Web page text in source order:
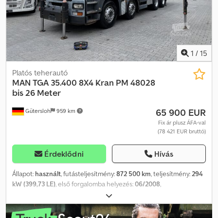
forgatható vonóhorog vonóhorog Dsdpfxszi Rdcj Ak Teck AZ
JÁRMŰ BESOROLHATO AZ EURO 5 KÖRNYEZETVÉDELMI
OSZTÁLYBA
1 / 15
Gütersloh 959 km
Platós teherautó
MAN TGA 35.400 8X4 Kran PM 48028
bis 26 Meter
65 900 EUR
Fix ár plusz ÁFA-val
(78 421 EUR bruttó)
Érdeklődni Hívás
Állapot: használt, futásteljesítmény:872 500 km, teljesítmény:294
kW (399,73 LE), első forgalomba helyezés:06/2008,
, saját tömeg:
teherbírás:10 300 kg, össztömeg:32 000 kg, tengelyelrendezés:
8x4, tengelytáv:5 000 mm, fékek:retarder, szín:szürke ,